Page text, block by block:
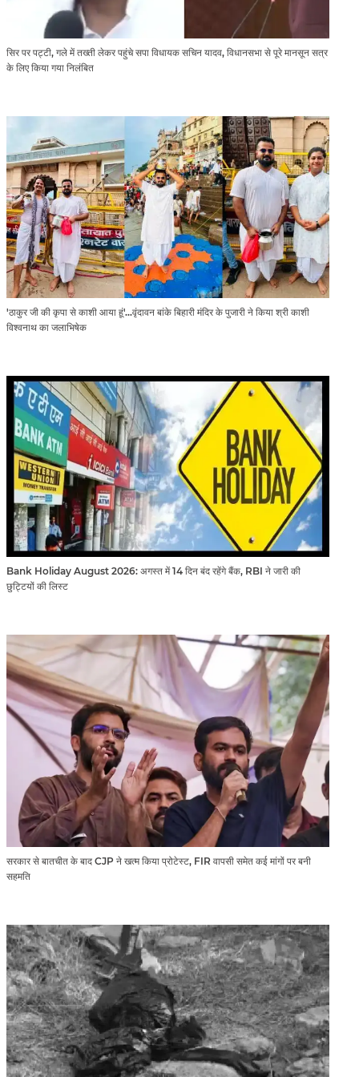
सिर पर पट्टी, गले में तख्ती लेकर पहुंचे सपा विधायक सचिन यादव, विधानसभा से पूरे मानसून सत्र
के लिए किया गया निलंबित
'ठाकुर जी की कृपा से काशी आया हूं'...वृंदावन बांके बिहारी मंदिर के पुजारी ने किया श्री काशी
विश्वनाथ का जलाभिषेक
Bank Holiday August 2026: अगस्त में 14 दिन बंद रहेंगे बैंक, RBI ने जारी की
छुट्टियों की लिस्ट​​​​​​​
सरकार से बातचीत के बाद CJP ने खत्म किया प्रोटेस्ट, FIR वापसी समेत कई मांगों पर बनी
सहमति